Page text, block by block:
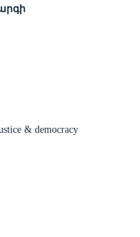
& democracy